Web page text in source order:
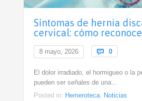
Síntomas de hernia
cervical: cómo
8 mayo, 2026  0Comments
El dolor irradiado, el hormigueo o la
pueden ser señales de una…
Posted in: Hemeroteca, Noticias